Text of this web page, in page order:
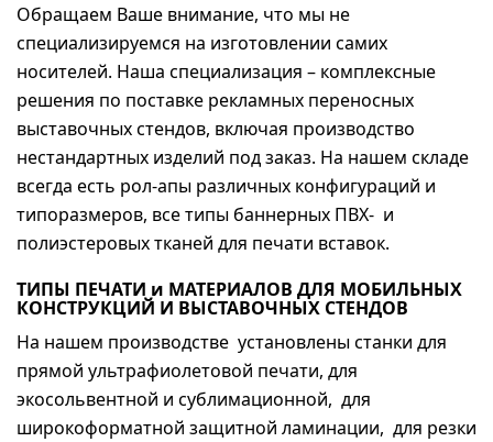
Обращаем Ваше внимание, что мы не
специализируемся на изготовлении самих
носителей. Наша специализация – комплексные
решения по поставке рекламных переносных
выставочных стендов, включая производство
нестандартных изделий под заказ. На нашем складе
всегда есть рол-апы различных конфигураций и
типоразмеров, все типы баннерных ПВХ- и
полиэстеровых тканей для печати вставок.
ТИПЫ ПЕЧАТИ и МАТЕРИАЛОВ ДЛЯ МОБИЛЬНЫХ
КОНСТРУКЦИЙ И ВЫСТАВОЧНЫХ СТЕНДОВ
На нашем производстве установлены станки для
прямой ультрафиолетовой печати, для
экосольвентной и сублимационной, для
широкоформатной защитной ламинации, для резки